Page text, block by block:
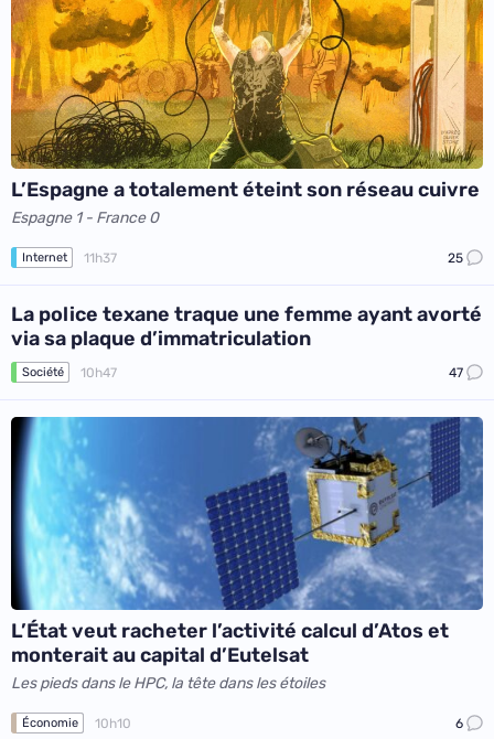
L’Espagne a totalement éteint son réseau cuivre
Espagne 1 - France 0
Internet 11h37 25
La police texane traque une femme ayant avorté
via sa plaque d’immatriculation
Société 10h47 47
L’État veut racheter l’activité calcul d’Atos et
monterait au capital d’Eutelsat
Les pieds dans le HPC, la tête dans les étoiles
Économie 10h10 6